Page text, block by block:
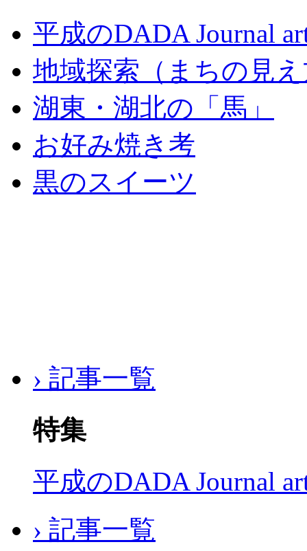
平成のDADA Journal
地域探索（まちの見
湖東・湖北の「馬」
お好み焼き考
黒のスイーツ
› 記事一覧
特集
平成のDADA Journal
› 記事一覧